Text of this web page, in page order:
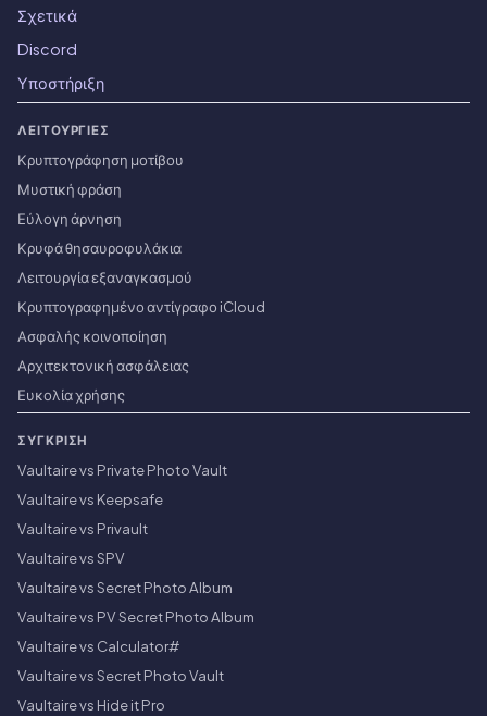
Σχετικά
Discord
Υποστήριξη
ΛΕΙΤΟΥΡΓΊΕΣ
Κρυπτογράφηση μοτίβου
Μυστική φράση
Εύλογη άρνηση
Κρυφά θησαυροφυλάκια
Λειτουργία εξαναγκασμού
Κρυπτογραφημένο αντίγραφο iCloud
Ασφαλής κοινοποίηση
Αρχιτεκτονική ασφάλειας
Ευκολία χρήσης
ΣΎΓΚΡΙΣΗ
Vaultaire vs Private Photo Vault
Vaultaire vs Keepsafe
Vaultaire vs Privault
Vaultaire vs SPV
Vaultaire vs Secret Photo Album
Vaultaire vs PV Secret Photo Album
Vaultaire vs Calculator#
Vaultaire vs Secret Photo Vault
Vaultaire vs Hide it Pro